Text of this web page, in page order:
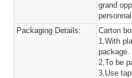
grand
Packaging Details:
Carton
1,With
package.
2,To be
3,Use